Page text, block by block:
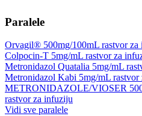
Paralele
Orvagil® 500mg/100mL rastvor za
Colpocin-T 5mg/mL rastvor za
Metronidazol Quatalia 5mg/mL
Metronidazol Kabi 5mg/mL rastvor
METRONIDAZOLE/VIOSER
rastvor za infuziju
Vidi sve paralele